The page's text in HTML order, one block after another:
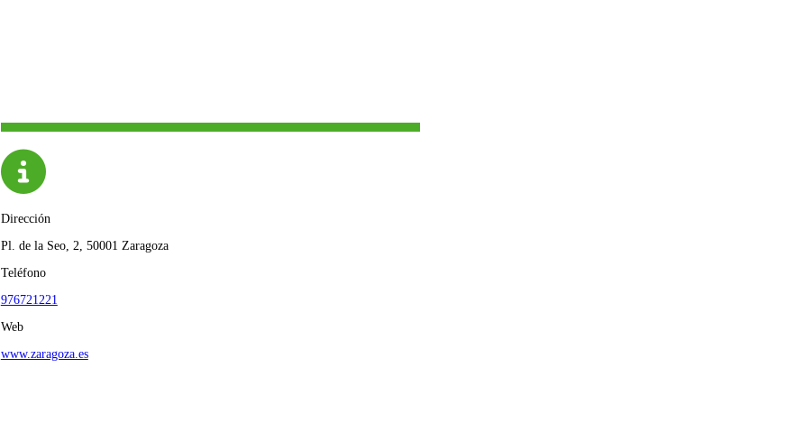
Dirección
Pl. de la Seo, 2, 50001 Zaragoza
Teléfono
976721221
Web
www.zaragoza.es